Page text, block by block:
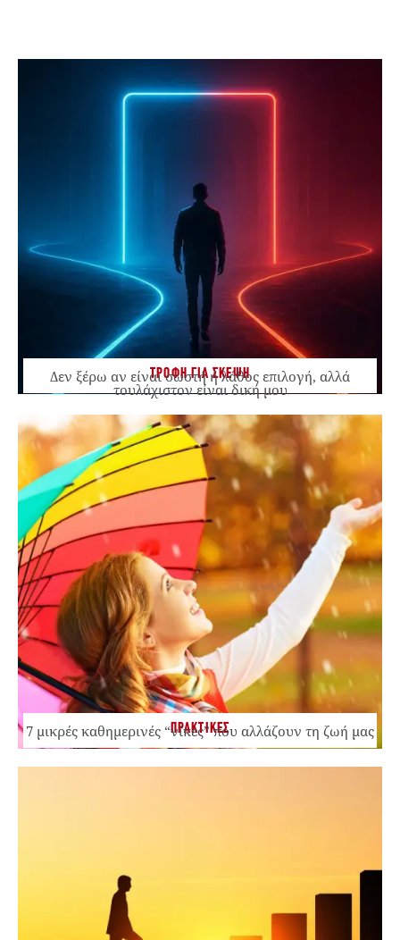
ΤΡΟΦΗ ΓΙΑ ΣΚΕΨΗ
Δεν ξέρω αν είναι σωστή ή λάθος επιλογή, αλλά
τουλάχιστον είναι δική μου
ΠΡΑΚΤΙΚΕΣ
7 μικρές καθημερινές “νίκες” που αλλάζουν τη ζωή μας